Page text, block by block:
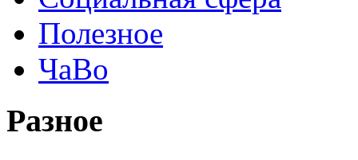
Полезное
ЧаВо
Разное